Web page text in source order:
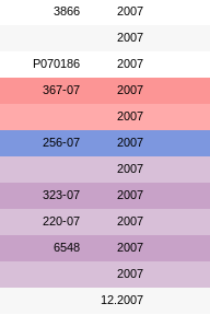
3866 2007
2007
P070186 2007
367-07 2007
2007
256-07 2007
2007
323-07 2007
220-07 2007
6548 2007
2007
12.2007